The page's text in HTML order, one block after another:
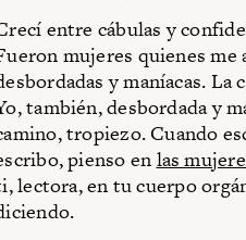
entre cábulas y
mujeres quienes me
y maníacas. La
también, desbordada y
tropiezo. Cuando
pienso en las
lectora, en tu cuerpo